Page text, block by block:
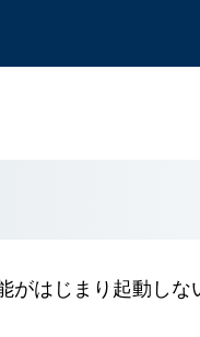
がはじまり起動し